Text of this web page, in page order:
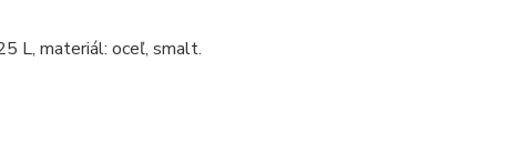
L, materiál: oceľ, smalt.